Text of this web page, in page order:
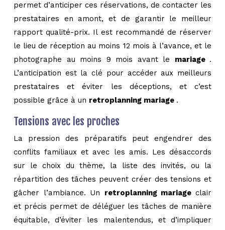
permet d’anticiper ces réservations, de contacter les
prestataires en amont, et de garantir le meilleur
rapport qualité-prix. Il est recommandé de réserver
le lieu de réception au moins 12 mois à l’avance, et le
photographe au moins 9 mois avant le mariage .
L’anticipation est la clé pour accéder aux meilleurs
prestataires et éviter les déceptions, et c’est
possible grâce à un retroplanning mariage .
Tensions avec les proches
La pression des préparatifs peut engendrer des
conflits familiaux et avec les amis. Les désaccords
sur le choix du thème, la liste des invités, ou la
répartition des tâches peuvent créer des tensions et
gâcher l’ambiance. Un retroplanning mariageclair
et précis permet de déléguer les tâches de manière
équitable, d’éviter les malentendus, et d’impliquer